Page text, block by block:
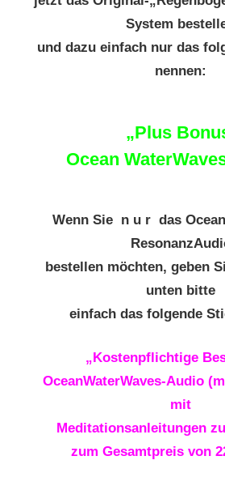
System
und dazu einfach nur das
nennen:
„Plus
Ocean
Wenn Sie n u r das
bestellen möchten, geben
unten bitte
einfach das folgende
„Kostenpflichtige
OceanWaterWaves-Audio
mit
Meditationsanleitungen
zum Gesamtpreis von